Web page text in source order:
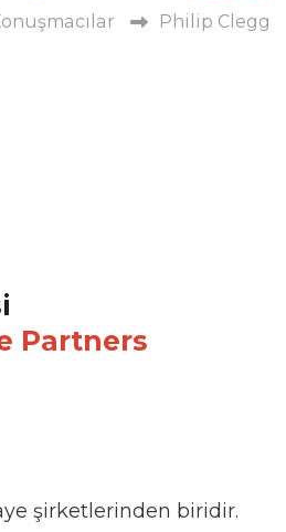
Philip Clegg
Partners
şirketlerinden biridir.